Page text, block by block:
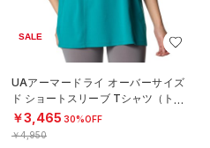
SALE
UAアーマードライ オーバーサイズ
ド ショートスリーブ Tシャツ（トレ
ーニング/WOMEN）
￥3,465 30%OFF
￥4,950